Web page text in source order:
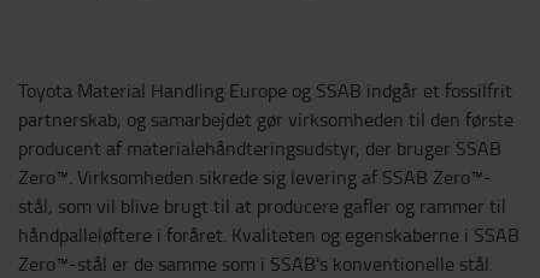
Toyota Material Handling Europe og SSAB indgår et fossilfrit
partnerskab, og samarbejdet gør virksomheden til den første
producent af materialehåndteringsudstyr, der bruger SSAB
Zero™. Virksomheden sikrede sig levering af SSAB Zero™-
stål, som vil blive brugt til at producere gafler og rammer til
håndpalleløftere i foråret. Kvaliteten og egenskaberne i SSAB
Zero™-stål er de samme som i SSAB's konventionelle stål.